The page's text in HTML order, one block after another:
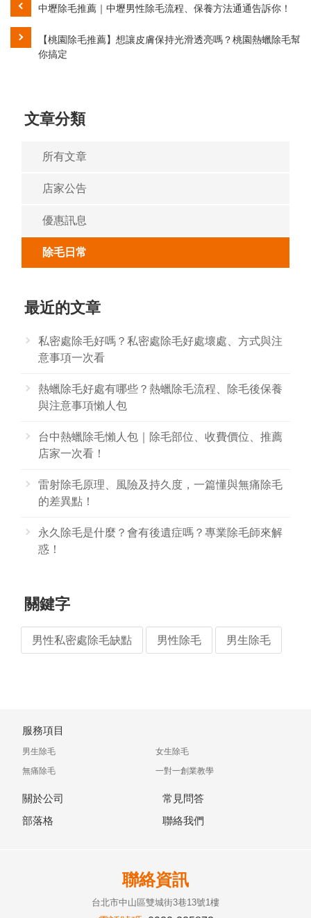
中壢除毛推薦｜中壢男性除毛流程、保養方法通通告訴你！
【桃園除毛推薦】想讓皮膚保持光滑透亮嗎？桃園熱蠟除毛幫
你搞定
文章分類
所有文章
店家公告
優惠訊息
除毛日常
最近的文章
私密處除毛好嗎？私密處除毛好處壞處、方式與注
意事項一次看
熱蠟除毛好處有哪些？熱蠟除毛流程、除毛後保養
與注意事項懶人包
台中熱蠟除毛懶人包｜除毛部位、收費價位、推薦
店家一次看！
雷射除毛原理、風險及持久度，一篇懂與無痛除毛
的差異點！
永久除毛是什麼？會有後遺症嗎？專業除毛師來解
惑！
關鍵字
男性私密處除毛缺點 男性除毛 男生除毛
服務項目
男生除毛
女生除毛
無痛除毛
一對一創業教學
關於公司
常見問答
部落格
聯絡我們
聯絡資訊
台北市中山區雙城街3巷13號1樓